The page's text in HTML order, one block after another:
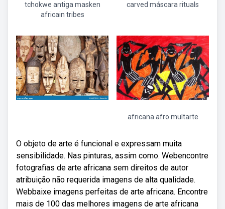
tchokwe antiga masken
africain tribes
carved máscara rituals
africana afro multarte
O objeto de arte é funcional e expressam muita
sensibilidade. Nas pinturas, assim como. Webencontre
fotografias de arte africana sem direitos de autor
atribuição não requerida imagens de alta qualidade.
Webbaixe imagens perfeitas de arte africana. Encontre
mais de 100 das melhores imagens de arte africana